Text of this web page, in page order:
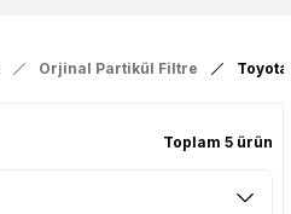
Orjinal Partikül Filtre Toyota
Toplam 5 ürün